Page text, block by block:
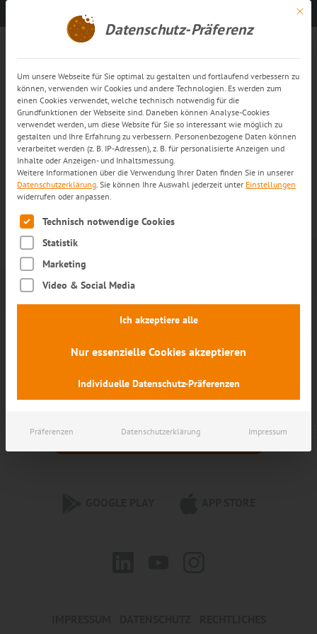
Kontakt aufnehmen
News Archive: Aktive
Temperaturführung
15. JULI 2026
Hitzewelle: So schützen Sie Ihre
Produkte vor
Temperaturschäden
MEHR LADEN
Mit
Datenschutz-Präferenz
Um unsere Webseite für Sie optimal zu gestalten und fortlaufend verbessern zu
können, verwenden wir Cookies und andere Technologien. Es werden zum
einen Cookies verwendet, welche technisch notwendig für die
Grundfunktionen der Webseite sind. Daneben können Analyse-Cookies
verwendet werden, um diese Website für Sie so interessant wie möglich zu
gestalten und Ihre Erfahrung zu verbessern. Personenbezogene Daten können
verarbeitet werden (z. B. IP-Adressen), z. B. für personalisierte Anzeigen und
Inhalte oder Anzeigen- und Inhaltsmessung.
Weitere Informationen über die Verwendung Ihrer Daten finden Sie in unserer
Datenschutzerklärung. Sie können Ihre Auswahl jederzeit unter Einstellungen
widerrufen oder anpassen.
Es folgt eine Liste der Service-Gruppen, für die eine
Technisch notwendige Cookies
Statistik
Marketing
Video & Social Media
Ich akzeptiere alle
Nur essenzielle Cookies akzeptieren
Individuelle Datenschutz-Präferenzen
Präferenzen Datenschutzerklärung Impressum